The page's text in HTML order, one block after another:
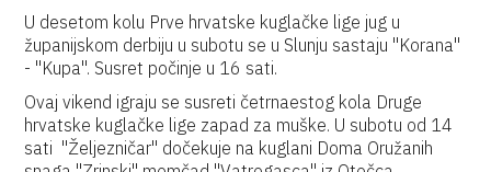
U desetom kolu Prve hrvatske kuglačke lige jug u
županijskom derbiju u subotu se u Slunju sastaju "Korana"
- "Kupa". Susret počinje u 16 sati.
Ovaj vikend igraju se susreti četrnaestog kola Druge
hrvatske kuglačke lige zapad za muške. U subotu od 14
sati "Željezničar" dočekuje na kuglani Doma Oružanih